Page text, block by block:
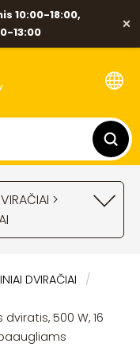
10:00-18:00,
13:00
×
>
DVIRAČIAI
500 W, 16